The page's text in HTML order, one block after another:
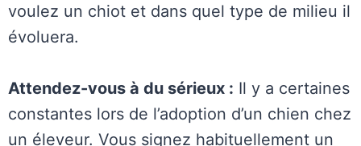
voulez un chiot et dans quel type de milieu il
évoluera.
Attendez-vous à du sérieux : Il y a certaines
constantes lors de l’adoption d’un chien chez
un éleveur. Vous signez habituellement un